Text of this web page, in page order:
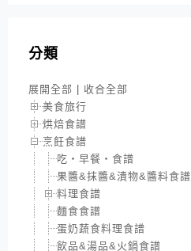
分類
展開全部 | 收合全部
美食旅行
烘焙食譜
烹飪食譜
吃‧早餐‧食譜
果醬&抹醬&漬物&醬料食譜
料理食譜
麵食食譜
蛋奶蔬食料理食譜
飲品&湯品&火鍋食譜